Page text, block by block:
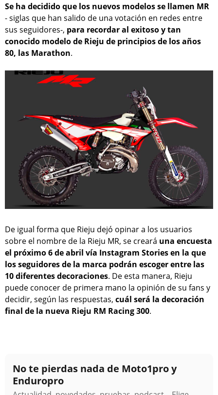
Se ha decidido que los nuevos modelos se llamen MR
- siglas que han salido de una votación en redes entre
sus seguidores-, para recordar al exitoso y tan
conocido modelo de Rieju de principios de los años
80, las Marathon.
De igual forma que Rieju dejó opinar a los usuarios
sobre el nombre de la Rieju MR, se creará una encuesta
el próximo 6 de abril vía Instagram Stories en la que
los seguidores de la marca podrán escoger entre las
10 diferentes decoraciones. De esta manera, Rieju
puede conocer de primera mano la opinión de su fans y
decidir, según las respuestas, cuál será la decoración
final de la nueva Rieju RM Racing 300.
No te pierdas nada de Moto1pro y
Enduropro